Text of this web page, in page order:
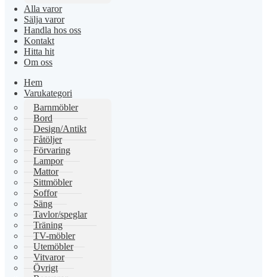
Alla varor
Sälja varor
Handla hos oss
Kontakt
Hitta hit
Om oss
Hem
Varukategori
Barnmöbler
Bord
Design/Antikt
Fåtöljer
Förvaring
Lampor
Mattor
Sittmöbler
Soffor
Säng
Tavlor/speglar
Träning
TV-möbler
Utemöbler
Vitvaror
Övrigt